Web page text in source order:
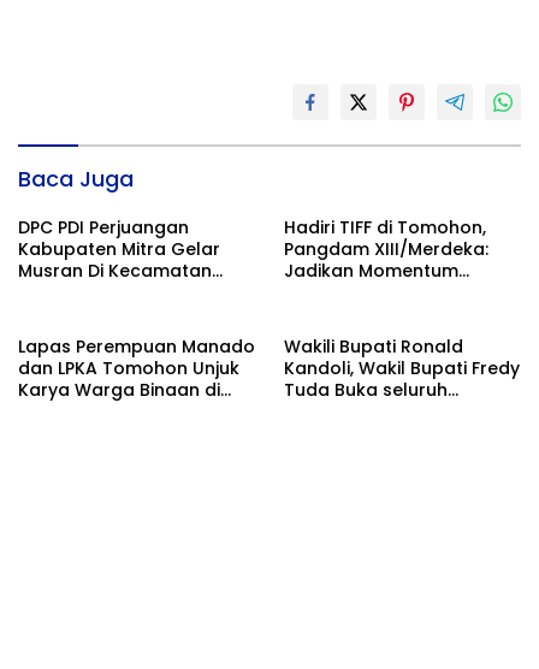
Baca Juga
DPC PDI Perjuangan
Kabupaten Mitra Gelar
Musran Di Kecamatan
Hadiri TIFF di Tomohon,
Pangdam XIII/Merdeka:
Jadikan Momentum
Lapas Perempuan Manado
dan LPKA Tomohon Unjuk
Karya Warga Binaan di
Wakili Bupati Ronald
Kandoli, Wakil Bupati Fredy
Tuda Buka seluruh